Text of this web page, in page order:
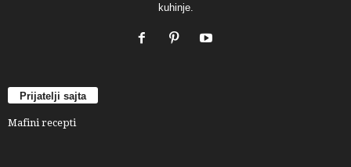
kuhinje.
Prijatelji sajta
Mafini recepti